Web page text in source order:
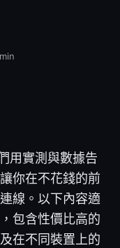
min
用實測與數據告
你在不花錢的前
線。以下內容適
包含性價比高的
在不同裝置上的